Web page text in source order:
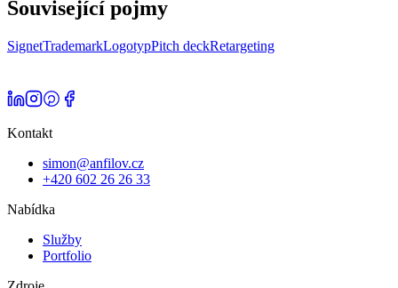
Související pojmy
SignetTrademarkLogotypPitch deckRetargeting
Kontakt
simon@anfilov.cz
+420 602 26 26 33
Nabídka
Služby
Portfolio